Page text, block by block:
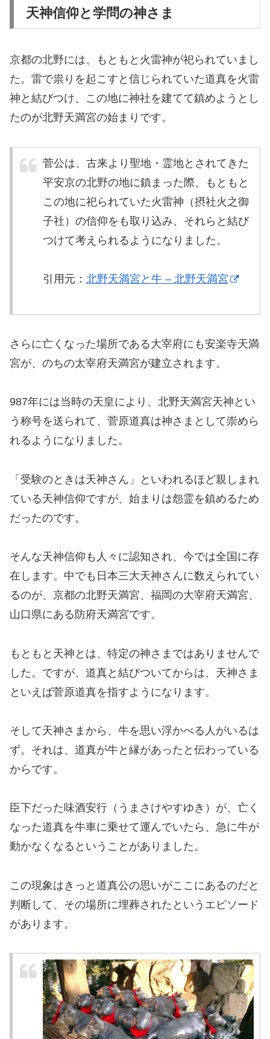
天神信仰と学問の神さま
京都の北野には、もともと火雷神が祀られていまし
た。雷で祟りを起こすと信じられていた道真を火雷
神と結びつけ、この地に神社を建てて鎮めようとし
たのが北野天満宮の始まりです。
菅公は、古来より聖地・霊地とされてきた
平安京の北野の地に鎮まった際、もともと
この地に祀られていた火雷神（摂社火之御
子社）の信仰をも取り込み、それらと結び
つけて考えられるようになりました。
引用元： 北野天満宮と牛 – 北野天満宮
さらに亡くなった場所である大宰府にも安楽寺天満
宮が、のちの太宰府天満宮が建立されます。
987年には当時の天皇により、北野天満宮天神とい
う称号を送られて、菅原道真は神さまとして崇めら
れるようになりました。
「受験のときは天神さん」といわれるほど親しまれ
ている天神信仰ですが、始まりは怨霊を鎮めるため
だったのです。
そんな天神信仰も人々に認知され、今では全国に存
在します。中でも日本三大天神さんに数えられてい
るのが、京都の北野天満宮、福岡の大宰府天満宮、
山口県にある防府天満宮です。
もともと天神とは、特定の神さまではありませんで
した。ですが、道真と結びついてからは、天神さま
といえば菅原道真を指すようになります。
そして天神さまから、牛を思い浮かべる人がいるは
ず。それは、道真が牛と縁があったと伝わっている
からです。
臣下だった味酒安行（うまさけやすゆき）が、亡く
なった道真を牛車に乗せて運んでいたら、急に牛が
動かなくなるということがありました。
この現象はきっと道真公の思いがここにあるのだと
判断して、その場所に埋葬されたというエピソード
があります。